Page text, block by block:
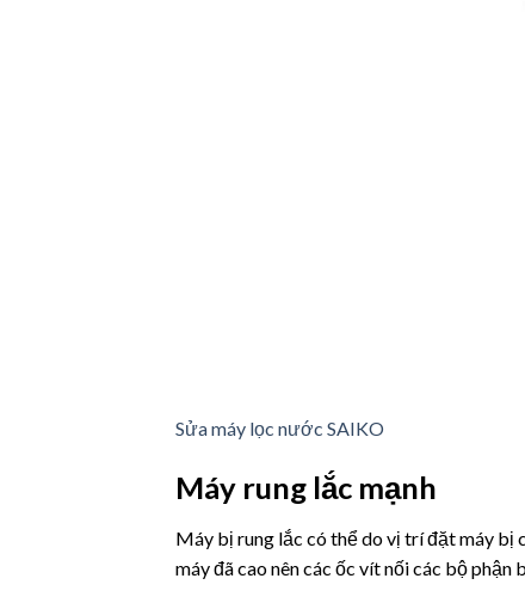
Sửa máy lọc nước SAIKO
Máy rung lắc mạnh
Máy bị rung lắc có thể do vị trí đặt máy bị
máy đã cao nên các ốc vít nối các bộ phận